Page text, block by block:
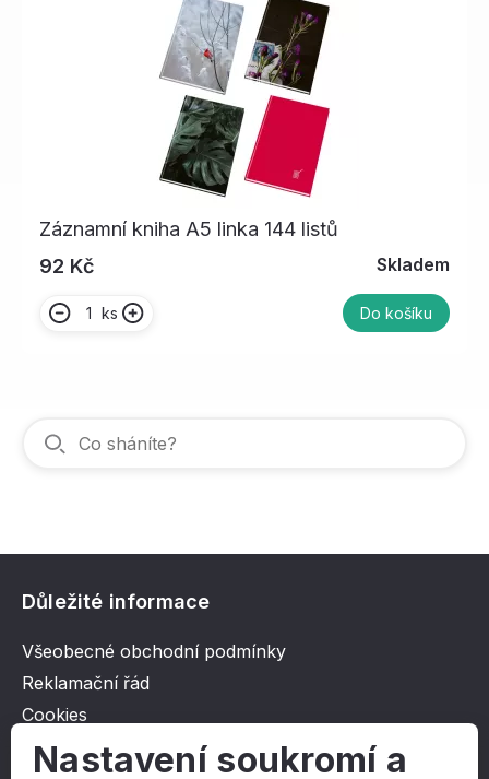
Záznamní kniha A5 linka 144 listů
92 Kč
Skladem
ks Do košíku
Důležité informace
Všeobecné obchodní podmínky
Reklamační řád
Cookies
Ochrana osobních údajů
Nastavení soukromí a